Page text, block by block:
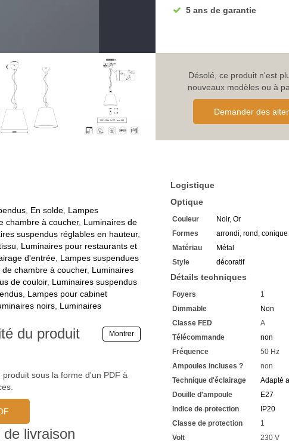
technique
La tension de
Si vous avez des
Renseignez-vous sur les
d'articles
Nous nous réjouissons de
5 ans de garantie
Désolé, ce produit n'est
nouveaux modèles ou à
Demander des
, En solde, Lampes
chambre à coucher, Luminaires de
suspendus réglables en hauteur,
, Luminaires pour restaurants et
d'entrée, Lampes suspendues
chambre à coucher, Luminaires
de couloir, Luminaires suspendus
, Lampes pour cabinet
noirs, Luminaires
du produit Montrer
sous la forme d'un PDF à
livraison
Logistique
Optique
Couleur Noir, Or
Formes
arrondi, rond , conique
Matériau
Métal
Style
décoratif
Détails techniques
Foyers
1
Dimmable
Non
Classe FED
A
Télécommande
non
Fréquence
50 Hz
Ampoules incluses ?
non
Technique d'éclairage
Adapté
Douille d'ampoule
E27
Indice de protection
IP20
Classe de protection
1
Volt
230 V